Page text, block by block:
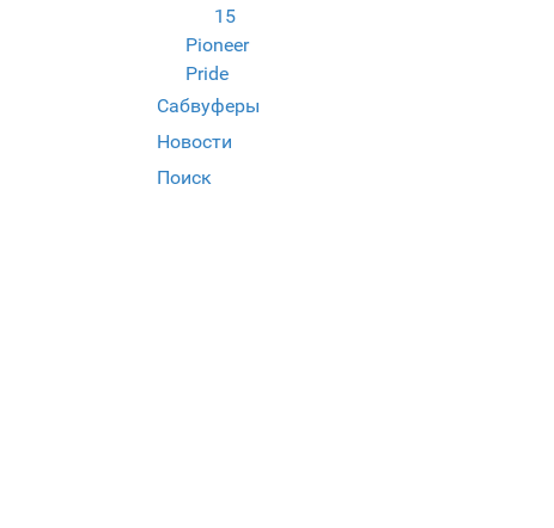
15
Pioneer
Pride
Сабвуферы
Новости
Поиск